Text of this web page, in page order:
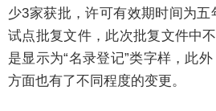
少3家获批，许可有效期时间为
试点批复文件，此次批复文件中
是显示为“名录登记”类字样，此
方面也有了不同程度的变更。